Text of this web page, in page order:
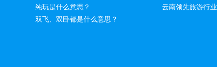
纯玩是什么意思？
双飞、双卧都是什么意思？
云南领先旅游行业